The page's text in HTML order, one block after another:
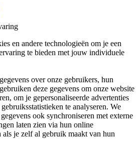
en andere technologieën om je een
te bieden met jouw individuele
over onze gebruikers, hun
deze gegevens om onze website
om je gepersonaliseerde advertenties
te analyseren. We
ook synchroniseren met externe
laten zien via hun online
als je zelf al gebruik maakt van hun